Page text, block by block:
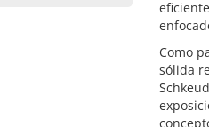
Como
sólida